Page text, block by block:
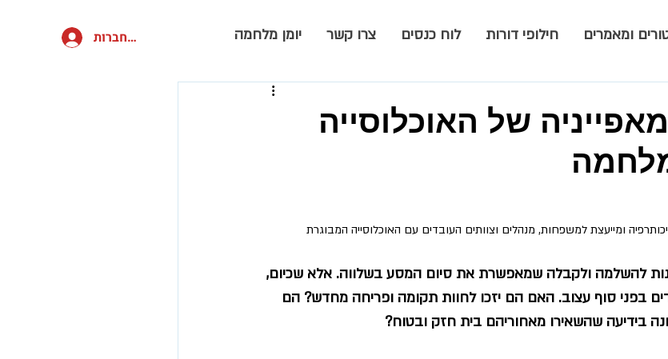
להתחברות ומאמרים חילופי דורות לוח כנסים צרו קשר יומן מלחמה
של האוכלוסייה
ומייעצת למשפחות, מנהלים וצוותים העובדים עם האוכלוסייה המבוגרת
להשלמה ולקבלה שמאפשרת את סיום המסע בשלווה. אלא שכיום,
בפני סוף עצוב. האם הם יזכו לחוות תקומה ופריחה מחדש? הם
בידיעה שהשאירו מאחוריהם בית חזק ובטוח?